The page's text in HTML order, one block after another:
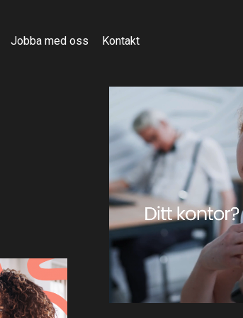
Jobba med oss Kontakt